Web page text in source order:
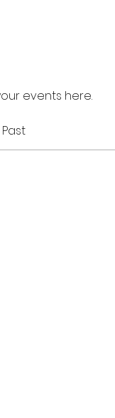
events here.
Past